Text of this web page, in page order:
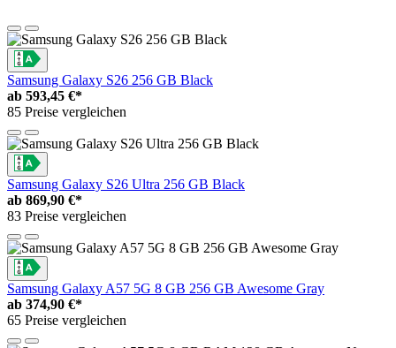
Samsung Galaxy S26 256 GB Black
ab 593,45 €*
85 Preise vergleichen
Samsung Galaxy S26 Ultra 256 GB Black
ab 869,90 €*
83 Preise vergleichen
Samsung Galaxy A57 5G 8 GB 256 GB Awesome Gray
ab 374,90 €*
65 Preise vergleichen